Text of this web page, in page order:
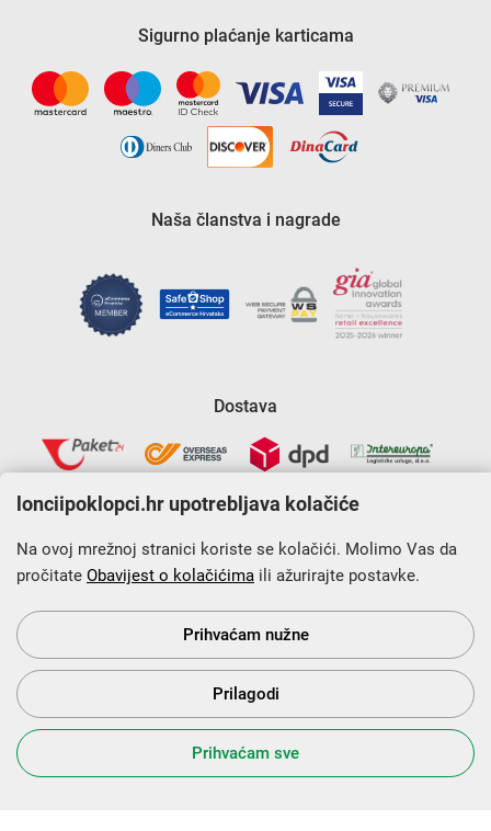
Sigurno plaćanje karticama
Naša članstva i nagrade
Dostava
Krajnji primatelj financijskog instrumenta sufinanciranog iz
Europskog fonda za regionalni razvoj u sklopu Operativnog
programa „Konkurentnost i kohezija”.
s Vama od 2014. godine!
lonciipoklopci.hr upotrebljava kolačiće
Na ovoj mrežnoj stranici koriste se kolačići. Molimo Vas da
pročitate Obavijest o kolačićima ili ažurirajte postavke.
Prihvaćam nužne
Prilagodi
Prihvaćam sve